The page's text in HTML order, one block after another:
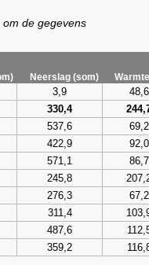
de gegevens
Neerslag (som)
3,9 48,6
330,4
537,6 69,2
422,9 92,0
571,1 86,7
245,8
276,3 67,2
311,4
487,6
359,2